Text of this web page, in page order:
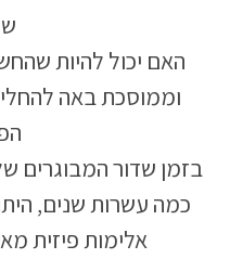
האם יכול להיות
וממוסכת באה
בזמן שדור המבוגרים
כמה עשרות שנים,
אלימות פיזית